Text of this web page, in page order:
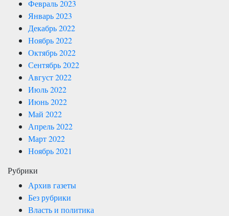
Февраль 2023
Январь 2023
Декабрь 2022
Ноябрь 2022
Октябрь 2022
Сентябрь 2022
Август 2022
Июль 2022
Июнь 2022
Май 2022
Апрель 2022
Март 2022
Ноябрь 2021
Рубрики
Архив газеты
Без рубрики
Власть и политика